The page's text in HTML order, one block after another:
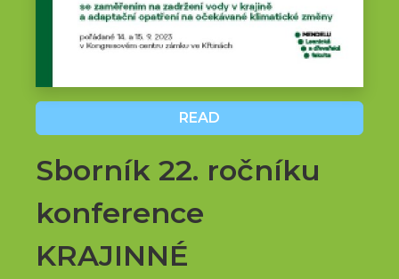
READ
Sborník 22. ročníku
konference
KRAJINNÉ